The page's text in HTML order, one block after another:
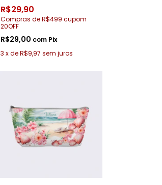
R$29,90
Compras de R$499 cupom
20OFF
R$29,00 com Pix
3 xdeR$9,97 sem juros